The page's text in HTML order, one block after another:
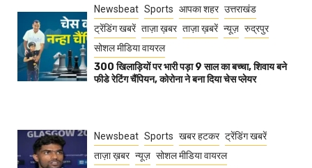
Newsbeat Sports आपका शहर उत्तराखंड
ट्रेंडिंग खबरें ताज़ा ख़बर ताज़ा ख़बरें न्यूज़ रुद्रपुर
सोशल मीडिया वायरल
300 खिलाड़ियों पर भारी पड़ा 9 साल का बच्चा, शिवाय बने
फीडे रेटिंग चैंपियन, कोरोना ने बना दिया चेस प्लेयर
Newsbeat Sports खबर हटकर ट्रेंडिंग खबरें
ताज़ा ख़बर न्यूज़ सोशल मीडिया वायरल